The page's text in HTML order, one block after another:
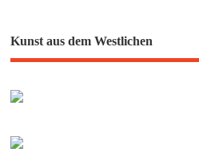
Kunst aus dem Westlichen